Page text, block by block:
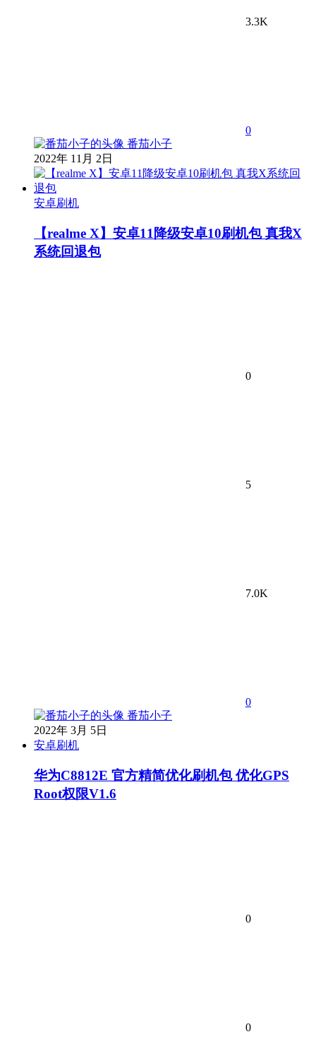
3.3K
0
番茄小子
2022年 11月 2日
安卓刷机
【realme X】安卓11降级安卓10刷机包 真我X
系统回退包
0
5
7.0K
0
番茄小子
2022年 3月 5日
安卓刷机
华为C8812E 官方精简优化刷机包 优化GPS
Root权限V1.6
0
0